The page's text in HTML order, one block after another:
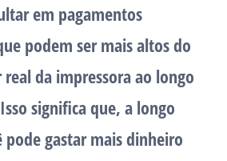
em pagamentos
podem ser mais altos do
da impressora ao longo
significa que, a longo
pode gastar mais dinheiro